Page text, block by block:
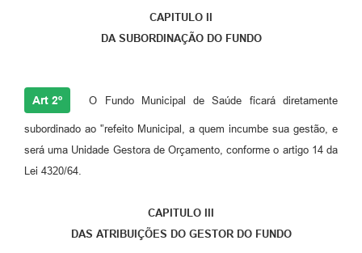
CAPITULO II
DA SUBORDINAÇÃO DO FUNDO
Art 2º O Fundo Municipal de Saúde ficará diretamente
subordinado ao '’refeito Municipal, a quem incumbe sua gestão, e
será uma Unidade Gestora de Orçamento, conforme o artigo 14 da
Lei 4320/64.
CAPITULO III
DAS ATRIBUIÇÕES DO GESTOR DO FUNDO